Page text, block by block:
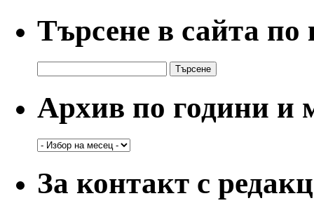
Търсене в сайта
за:
Архив по години и
Архив
и
месеци
За контакт с